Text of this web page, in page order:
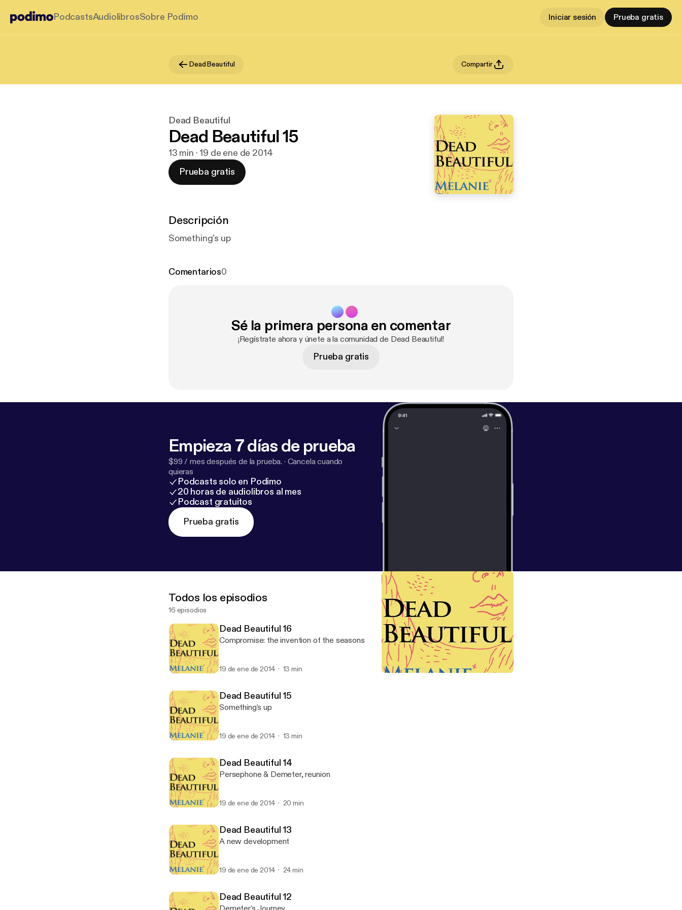
PodcastsAudiolibrosSobre Podimo Iniciar sesión Prueba gratis
Dead Beautiful Compartir
Dead Beautiful
Dead Beautiful 15
13 min · 19 de ene de 2014
Prueba gratis
Descripción
Something's up
Comentarios0
Sé la primera persona en comentar
¡Regístrate ahora y únete a la comunidad de Dead Beautiful!
Prueba gratis
Empieza 7 días de prueba
$99 / mes después de la prueba. · Cancela cuando
quieras
Podcasts solo en Podimo
20 horas de audiolibros al mes
Podcast gratuitos
Prueba gratis
Todos los episodios
16 episodios
Dead Beautiful 16
Compromise: the invention of the seasons
19 de ene de 2014 13 min
Dead Beautiful 15
Something's up
19 de ene de 2014 13 min
Dead Beautiful 14
Persephone & Demeter, reunion
19 de ene de 2014 20 min
Dead Beautiful 13
A new development
19 de ene de 2014 24 min
Dead Beautiful 12